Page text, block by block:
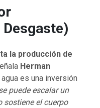
la producción de
Herman
es una inversión
puede escalar un
sostiene el cuerpo